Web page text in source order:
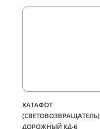
КАТАФОТ
(СВЕТОВОЗВРАЩАТЕЛЬ)
ДОРОЖНЫЙ КД-6